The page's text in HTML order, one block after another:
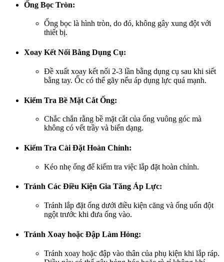
Ống Bọc Tròn:
Ống bọc là hình tròn, do đó, không gây xung đột với
thiết bị.
Xoay Kết Nối Bằng Dụng Cụ:
Đề xuất xoay kết nối 2-3 lần bằng dụng cụ sau khi siết
bằng tay. Ốc có thể gãy nếu áp dụng lực quá mạnh.
Kiểm Tra Bề Mặt Cắt Ống:
Chắc chắn rằng bề mặt cắt của ống vuông góc mà
không có vết trầy và biến dạng.
Kiểm Tra Cài Đặt Hoàn Chỉnh:
Kéo nhẹ ống để kiểm tra việc lắp đặt hoàn chỉnh.
Tránh Các Điều Kiện Gia Tăng Áp Lực:
Tránh lắp đặt ống dưới điều kiện căng và ống uốn đột
ngột trước khi đưa ống vào.
Tránh Xoay hoặc Đập Làm Hỏng:
Tránh xoay hoặc đập vào thân của phụ kiện khi lắp ráp.